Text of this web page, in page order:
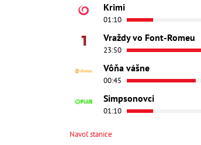
Krimi
01:10
Vraždy vo Font-Romeu
23:50
Vôňa vášne
00:45
Simpsonovci
01:10
Navoľ stanice